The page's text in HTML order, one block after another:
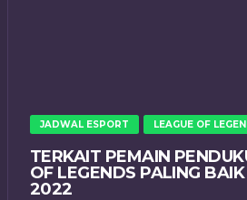
JADWAL ESPORT LEAGUE OF
TERKAIT PEMAIN
OF LEGENDS PALING
2022